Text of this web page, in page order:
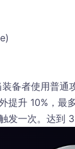
备者使用普通
提升 10%，
发一次。达到